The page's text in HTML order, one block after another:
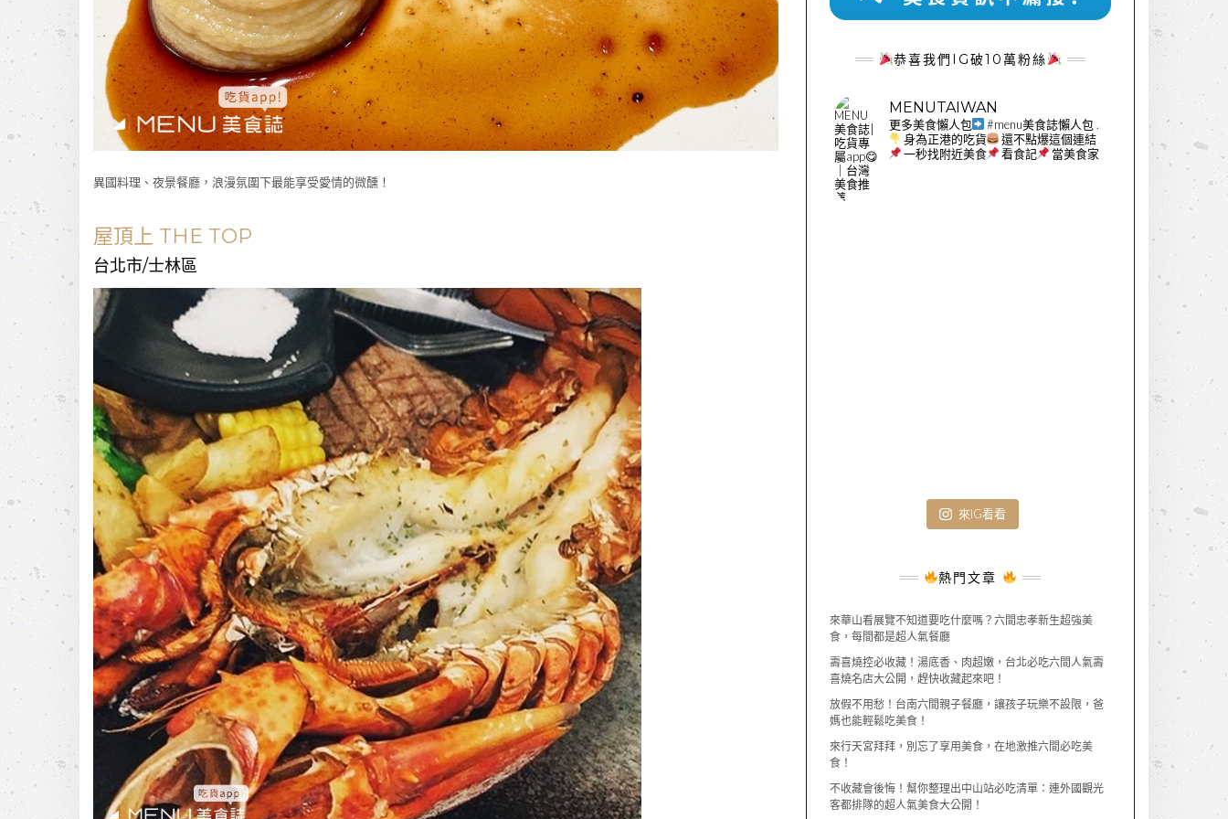
異國料理、夜景餐廳，浪漫氛圍下最能享受愛情的微醺！
屋頂上 THE TOP
台北市/士林區
恭喜我們IG破10萬粉絲
MENUTAIWAN
更多美食懶人包 #menu美食誌懶人包 .
身為正港的吃貨
還不點爆這個連結
一秒找附近美食
看食記 當美食家
來IG看看
熱門文章
來華山看展覽不知道要吃什麼嗎？六間忠孝新生超強美
食，每間都是超人氣餐廳
壽喜燒控必收藏！湯底香、肉超嫩，台北必吃六間人氣壽
喜燒名店大公開，趕快收藏起來吧！
放假不用愁！台南六間親子餐廳，讓孩子玩樂不設限，爸
媽也能輕鬆吃美食！
來行天宮拜拜，別忘了享用美食，在地激推六間必吃美
食！
不收藏會後悔！幫你整理出中山站必吃清單：連外國觀光
客都排隊的超人氣美食大公開！